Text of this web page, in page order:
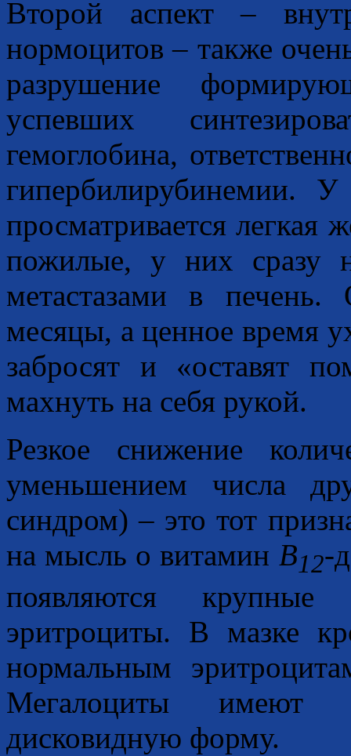
Второй аспект –
нормоцитов – также
разрушение
успевших
гемоглобина,
гипербилирубинемии.
просматривается легкая
пожилые, у них сразу
метастазами в печень.
месяцы, а ценное время
забросят и «оставят
махнуть на себя рукой.
Резкое снижение
уменьшением числа
синдром) – это тот
на мысль о витамин B12-
появляются крупные
эритроциты. В мазке
нормальным
Мегалоциты имеют
дисковидную форму.